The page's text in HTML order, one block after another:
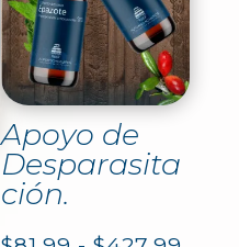
$169.99
hasta
$297.99
Apoyo de
Desparasita
ción.